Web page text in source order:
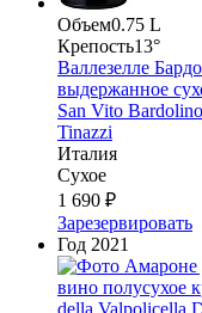
Объем0.75 L
Крепость13°
Валлезелле
выдержанное
San Vito
Tinazzi
Италия
Сухое
1 690 ₽
Зарезервировать
Год 2021